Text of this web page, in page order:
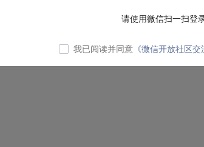
请使用微信扫一扫登
我已阅读并同意 《微信开放社区交